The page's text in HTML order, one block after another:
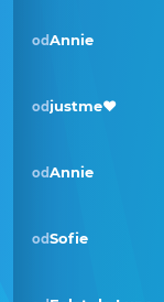
odAnnie
odjustme❤️
odAnnie
odSofie